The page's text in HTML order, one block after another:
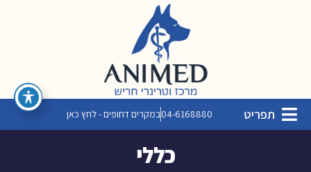
תפריט 04-6168880במקרים דחופים - לחץ כאן
כללי